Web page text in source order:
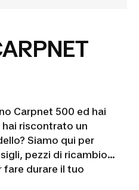
Carpnet 500 ed hai
riscontrato un
Siamo qui per
pezzi di ricambio...
fare durare il tuo